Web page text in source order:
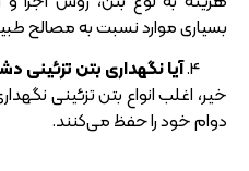
بسیاری موارد نسبت به مصالح
آیا نگهداری بتن تزئینی
خیر، اغلب انواع بتن تزئینی
دوام خود را حفظ می‌کنند.